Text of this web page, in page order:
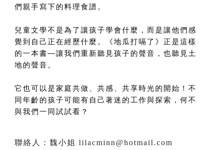
們親手寫下的料理食譜。
兒童文學不是為了讓孩子學會什麼，而是讓他們感
覺到自己正在經歷什麼。《地瓜打嗝了》正是這樣
的一本書—讓我們重新聽見孩子的聲音，也聽見土
地的聲音。
它也可以是家庭共做、共感、共享時光的開始！不
同年齡的孩子可能有自己著迷的工作與探索，何不
與我們一同試試看？
聯絡人：魏小姐 lilacminn@hotmail.com